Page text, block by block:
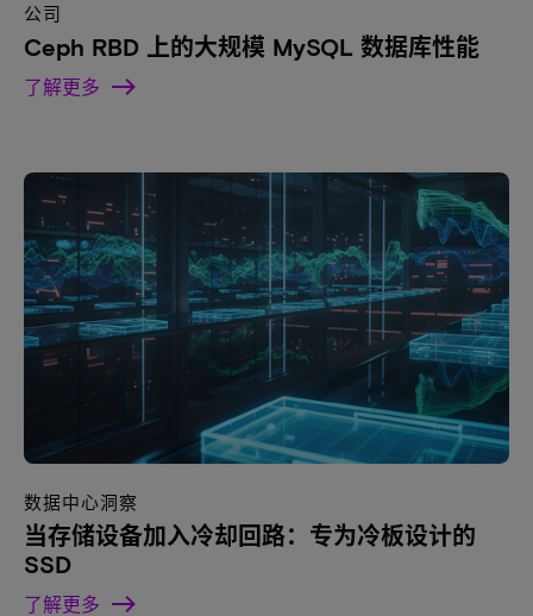
公司
Ceph RBD 上的大规模 MySQL 数据库性能
了解更多
数据中心洞察
当存储设备加入冷却回路：专为冷板设计的
SSD
了解更多